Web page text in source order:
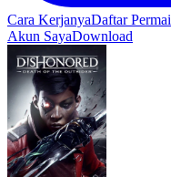
Cara KerjanyaDaftar
Akun SayaDownload